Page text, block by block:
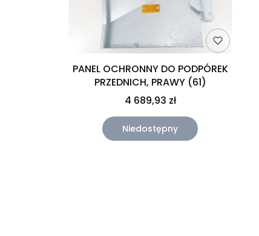
PANEL OCHRONNY DO PODPÓREK
PRZEDNICH, PRAWY (61)
4 689,93 zł
Niedostępny